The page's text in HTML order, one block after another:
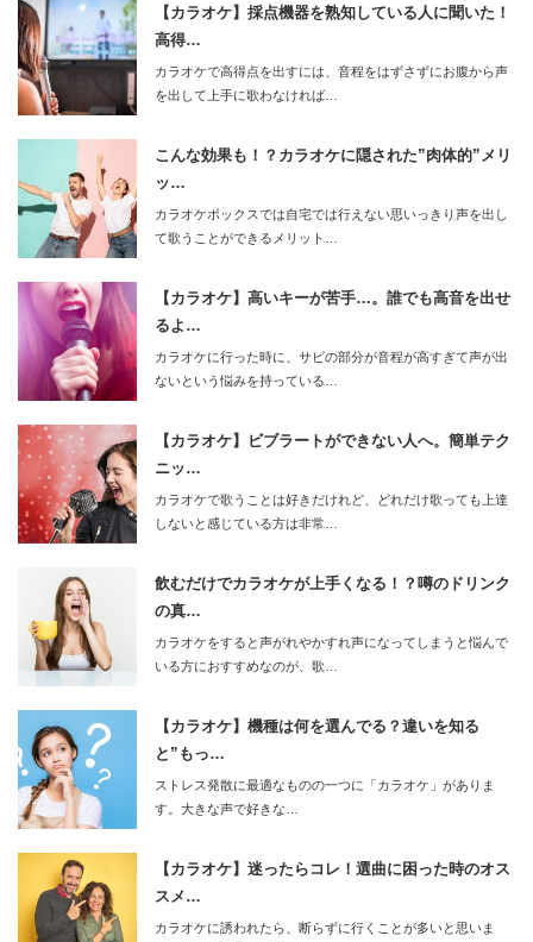
【カラオケ】採点機器を熟知している人に聞いた！
高得…
カラオケで高得点を出すには、音程をはずさずにお腹から声
を出して上手に歌わなければ…
こんな効果も！？カラオケに隠された”肉体的”メリ
ッ…
カラオケボックスでは自宅では行えない思いっきり声を出し
て歌うことができるメリット…
【カラオケ】高いキーが苦手…。誰でも高音を出せ
るよ…
カラオケに行った時に、サビの部分が音程が高すぎて声が出
ないという悩みを持っている…
【カラオケ】ビブラートができない人へ。簡単テク
ニッ…
カラオケで歌うことは好きだけれど、どれだけ歌っても上達
しないと感じている方は非常…
飲むだけでカラオケが上手くなる！？噂のドリンク
の真…
カラオケをすると声がれやかすれ声になってしまうと悩んで
いる方におすすめなのが、歌…
【カラオケ】機種は何を選んでる？違いを知る
と”もっ…
ストレス発散に最適なものの一つに「カラオケ」がありま
す。大きな声で好きな…
【カラオケ】迷ったらコレ！選曲に困った時のオス
スメ…
カラオケに誘われたら、断らずに行くことが多いと思いま